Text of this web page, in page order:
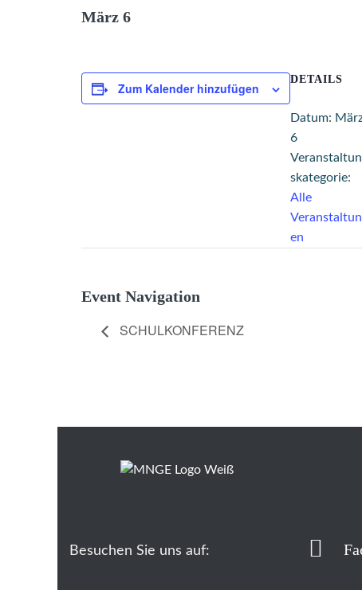
März 6
Zum Kalender hinzufügen
DETAILS
Datum:
6
skategorie:
Alle
en
Event Navigation
SCHULKONFERENZ
Besuchen Sie uns auf: